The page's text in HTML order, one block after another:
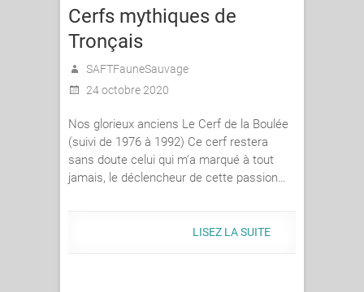
Cerfs mythiques de
Tronçais
SAFTFauneSauvage
24 octobre 2020
Nos glorieux anciens Le Cerf de la Boulée
(suivi de 1976 à 1992) Ce cerf restera
sans doute celui qui m’a marqué à tout
jamais, le déclencheur de cette passion…
LISEZ LA SUITE